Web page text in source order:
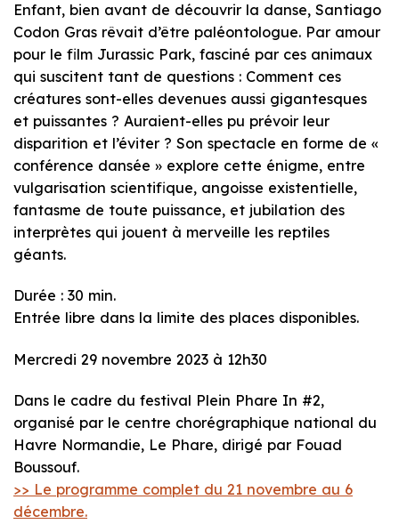
Enfant, bien avant de découvrir la danse, Santiago
Codon Gras rêvait d’être paléontologue. Par amour
pour le film Jurassic Park, fasciné par ces animaux
qui suscitent tant de questions : Comment ces
créatures sont-elles devenues aussi gigantesques
et puissantes ? Auraient-elles pu prévoir leur
disparition et l’éviter ? Son spectacle en forme de «
conférence dansée » explore cette énigme, entre
vulgarisation scientifique, angoisse existentielle,
fantasme de toute puissance, et jubilation des
interprètes qui jouent à merveille les reptiles
géants.
Durée : 30 min.
Entrée libre dans la limite des places disponibles.
Mercredi 29 novembre 2023 à 12h30
Dans le cadre du festival Plein Phare In #2,
organisé par le centre chorégraphique national du
Havre Normandie, Le Phare, dirigé par Fouad
Boussouf.
>> Le programme complet du 21 novembre au 6
décembre.